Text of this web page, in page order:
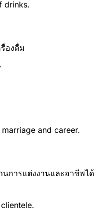
drinks.
องดื่ม
and career.
การแต่งงานและอาชีพได้